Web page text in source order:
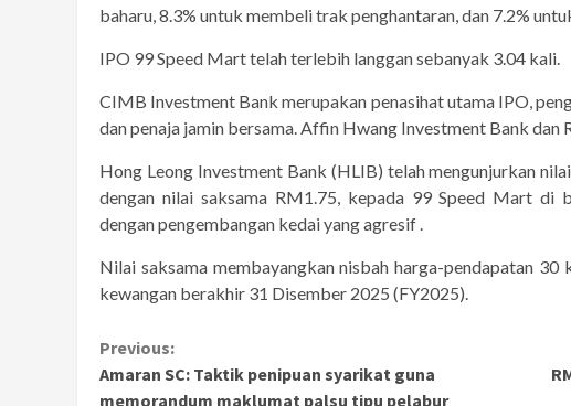
baharu, 8.3% untuk membeli trak penghantaran, dan 7.2%
IPO 99 Speed Mart telah terlebih langgan sebanyak 3.04 kali.
CIMB Investment Bank merupakan penasihat utama IPO,
dan penaja jamin bersama. Affin Hwang Investment Bank dan
Hong Leong Investment Bank (HLIB) telah mengunjurkan
dengan nilai saksama RM1.75, kepada 99 Speed ​​Mart di
dengan pengembangan kedai yang agresif .
Nilai saksama membayangkan nisbah harga-pendapatan
kewangan berakhir 31 Disember 2025 (FY2025).
Continue
Reading
Previous:
Amaran SC: Taktik penipuan syarikat guna
memorandum maklumat palsu tipu pelabur